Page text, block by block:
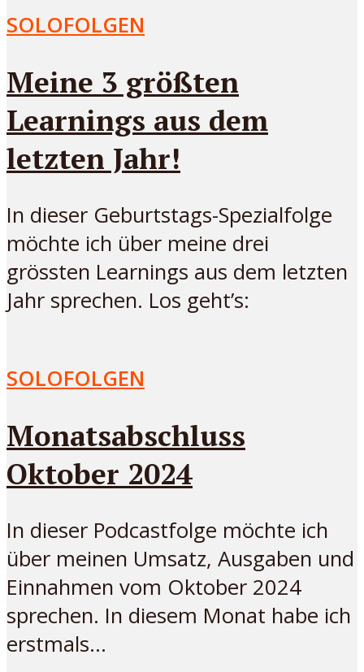
SOLOFOLGEN
Meine 3 größten
Learnings aus dem
letzten Jahr!
In dieser Geburtstags-Spezialfolge
möchte ich über meine drei
grössten Learnings aus dem letzten
Jahr sprechen. Los geht’s:
SOLOFOLGEN
Monatsabschluss
Oktober 2024
In dieser Podcastfolge möchte ich
über meinen Umsatz, Ausgaben und
Einnahmen vom Oktober 2024
sprechen. In diesem Monat habe ich
erstmals...